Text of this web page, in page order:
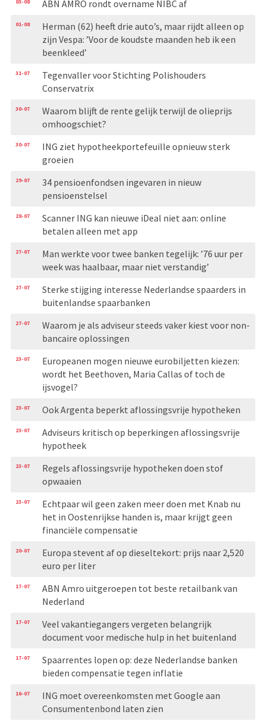
ABN AMRO rondt overname NIBC af
01-08
Herman (62) heeft drie auto’s, maar rijdt alleen op
zijn Vespa: ’Voor de koudste maanden heb ik een
beenkleed’
31-07
Tegenvaller voor Stichting Polishouders
Conservatrix
30-07
Waarom blijft de rente gelijk terwijl de olieprijs
omhoogschiet?
30-07
ING ziet hypotheekportefeuille opnieuw sterk
groeien
29-07
34 pensioenfondsen ingevaren in nieuw
pensioenstelsel
28-07
Scanner ING kan nieuwe iDeal niet aan: online
betalen alleen met app
27-07
Man werkte voor twee banken tegelijk: ’76 uur per
week was haalbaar, maar niet verstandig’
27-07
Sterke stijging interesse Nederlandse spaarders in
buitenlandse spaarbanken
27-07
Waarom je als adviseur steeds vaker kiest voor non-
bancaire oplossingen
23-07
Europeanen mogen nieuwe eurobiljetten kiezen:
wordt het Beethoven, Maria Callas of toch de
ijsvogel?
23-07 Ook Argenta beperkt aflossingsvrije hypotheken
23-07
Adviseurs kritisch op beperkingen aflossingsvrije
hypotheek
23-07
Regels aflossingsvrije hypotheken doen stof
opwaaien
23-07
Echtpaar wil geen zaken meer doen met Knab nu
het in Oostenrijkse handen is, maar krijgt geen
financiële compensatie
20-07
Europa stevent af op dieseltekort: prijs naar 2,520
euro per liter
17-07
ABN Amro uitgeroepen tot beste retailbank van
Nederland
17-07
Veel vakantiegangers vergeten belangrijk
document voor medische hulp in het buitenland
17-07
Spaarrentes lopen op: deze Nederlandse banken
bieden compensatie tegen inflatie
16-07
ING moet overeenkomsten met Google aan
Consumentenbond laten zien